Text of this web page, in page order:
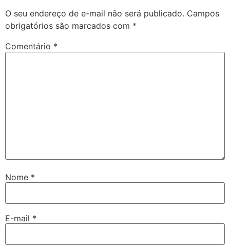
O seu endereço de e-mail não será publicado. Campos
obrigatórios são marcados com *
Comentário *
Nome *
E-mail *